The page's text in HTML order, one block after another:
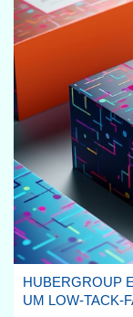
HUBERGROUP
UM LOW-TACK-